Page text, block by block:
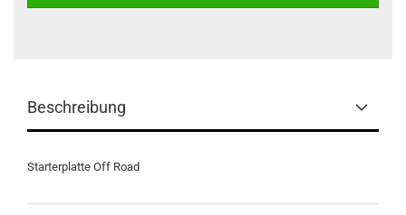
Beschreibung
Starterplatte Off Road